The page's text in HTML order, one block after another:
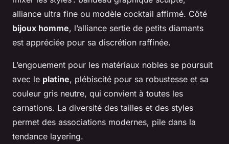
alliance ultra fine ou modèle cocktail affirmé. Côté
bijoux homme, l’alliance sertie de petits diamants
est appréciée pour sa discrétion raffinée.
L’engouement pour les matériaux nobles se poursuit
avec le platine, plébiscité pour sa robustesse et sa
couleur gris neutre, qui convient à toutes les
carnations. La diversité des tailles et des styles
permet des associations modernes, pile dans la
tendance layering.